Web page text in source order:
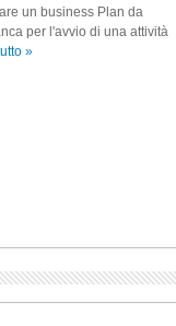
un business Plan da
per l'avvio di una attività
»